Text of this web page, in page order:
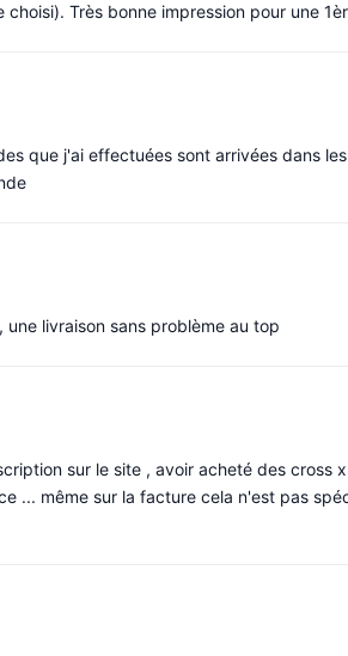
Très bonne impression pour une
que j'ai effectuées sont arrivées dans
livraison sans problème au top
sur le site , avoir acheté des cross
... même sur la facture cela n'est pas